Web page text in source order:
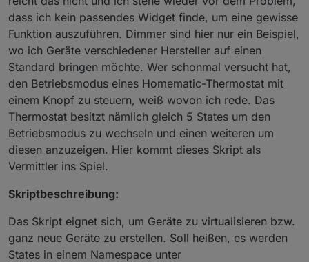
dass ich kein passendes Widget finde, um eine gewisse
Funktion auszuführen. Dimmer sind hier nur ein Beispiel,
wo ich Geräte verschiedener Hersteller auf einen
Standard bringen möchte. Wer schonmal versucht hat,
den Betriebsmodus eines Homematic-Thermostat mit
einem Knopf zu steuern, weiß wovon ich rede. Das
Thermostat besitzt nämlich gleich 5 States um den
Betriebsmodus zu wechseln und einen weiteren um
diesen anzuzeigen. Hier kommt dieses Skript als
Vermittler ins Spiel.
Skriptbeschreibung:
Das Skript eignet sich, um Geräte zu virtualisieren bzw.
ganz neue Geräte zu erstellen. Soll heißen, es werden
States in einem Namespace unter